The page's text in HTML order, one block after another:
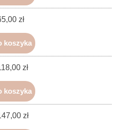
zł
koszyka
zł
koszyka
zł